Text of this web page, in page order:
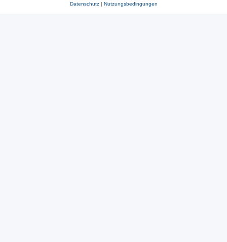
Datenschutz| Nutzungsbedingungen